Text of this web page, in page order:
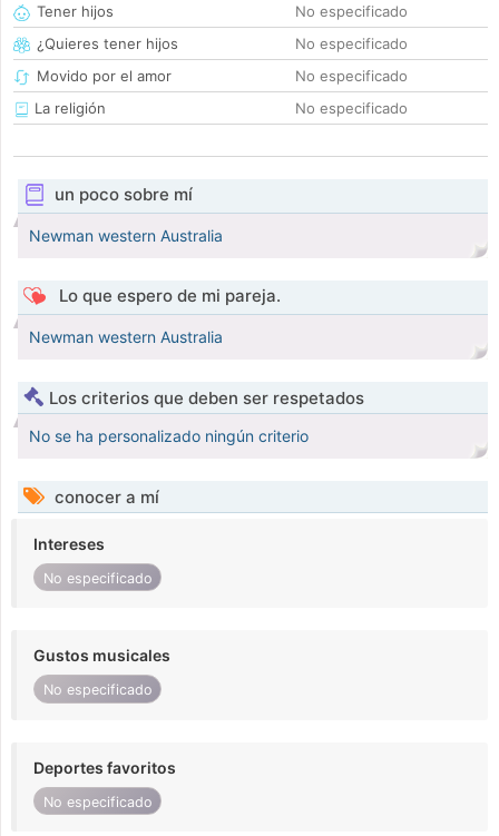
Tener hijos
No especificado
¿Quieres tener hijos
No especificado
Movido por el amor
No especificado
La religión
No especificado
un poco sobre mí
Newman western Australia
Lo que espero de mi pareja.
Newman western Australia
Los criterios que deben ser respetados
No se ha personalizado ningún criterio
conocer a mí
Intereses
No especificado
Gustos musicales
No especificado
Deportes favoritos
No especificado